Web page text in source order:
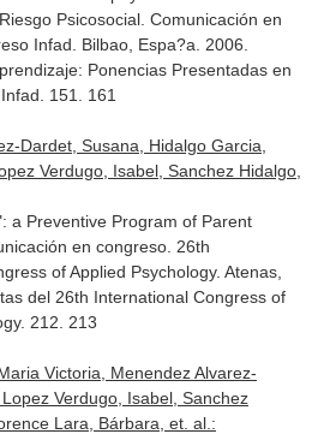
Psicosocial. Comunicación en
Infad. Bilbao, Espa?a. 2006.
Ponencias Presentadas en
151. 161
Dardet, Susana, Hidalgo Garcia,
Verdugo, Isabel, Sanchez Hidalgo,
a Preventive Program of Parent
en congreso. 26th
of Applied Psychology. Atenas,
del 26th International Congress of
212. 213
Victoria, Menendez Alvarez-
Verdugo, Isabel, Sanchez
Lara, Bárbara, et. al.: